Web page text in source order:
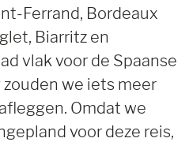
Ferrand, Bordeaux
Biarritz en
vlak voor de Spaanse
we iets meer
Omdat we
voor deze reis,